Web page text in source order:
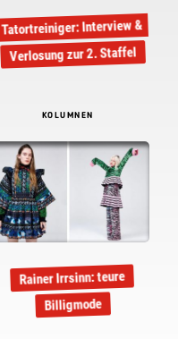
Tatortreiniger: Interview &
Verlosung zur 2. Staffel
KOLUMNEN
Rainer Irrsinn: teure
Billigmode